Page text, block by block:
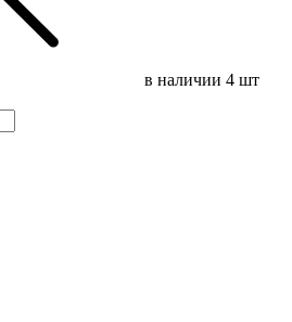
в наличии 4 шт